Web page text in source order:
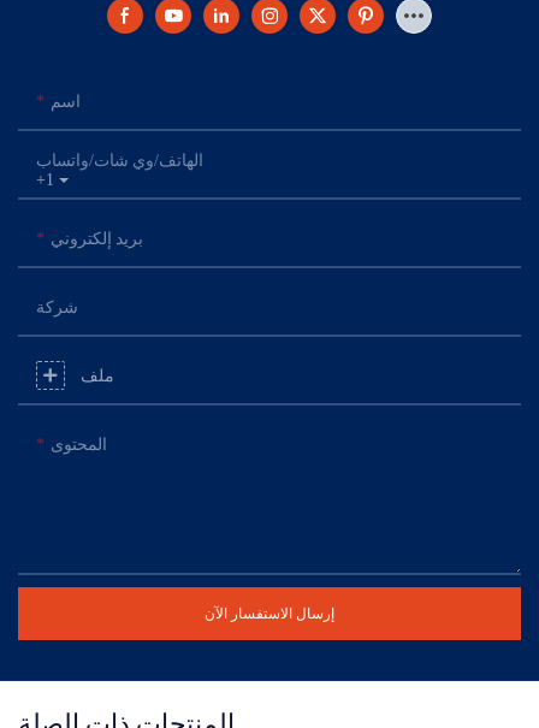
اسم
+1
الهاتف/وي شات/واتساب
بريد إلكتروني
شركة
ملف
المحتوى
إرسال الاستفسار الآن